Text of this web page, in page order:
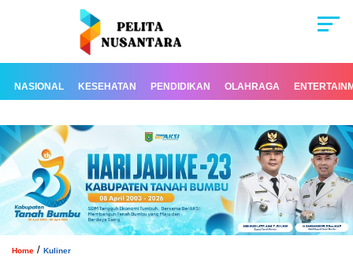
NASIONAL KESEHATAN PENDIDIKAN OLAHRAGA
Home / Kuliner